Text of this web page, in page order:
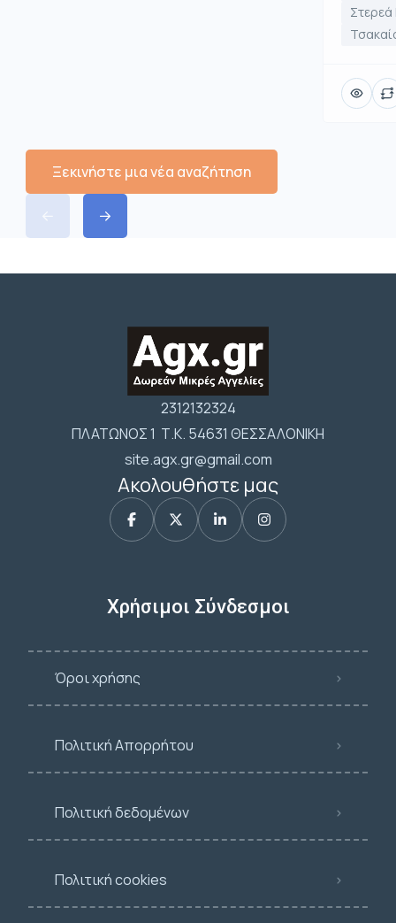
Ξεκινήστε μια νέα αναζήτηση
2312132324
ΠΛΑΤΩΝΟΣ 1 Τ.Κ. 54631 ΘΕΣΣΑΛΟΝΙΚΗ
site.agx.gr@gmail.com
Ακολουθήστε μας
Χρήσιμοι Σύνδεσμοι
Όροι χρήσης
Πολιτική Απορρήτου
Πολιτική δεδομένων
Πολιτική cookies